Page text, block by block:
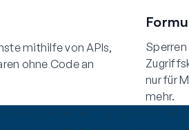
mithilfe von APIs,
ohne Code an
nur für
mehr.